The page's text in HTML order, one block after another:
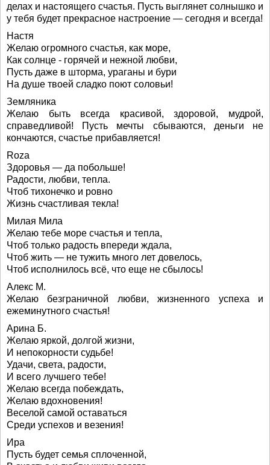
делах и настоящего счастья. Пусть выглянет солнышко и
у тебя будет прекрасное настроение — сегодня и всегда!
Настя
Желаю огромного счастья, как море,
Как солнце - горячей и нежной любви,
Пусть даже в шторма, ураганы и бури
На душе твоей сладко поют соловьи!
Земляника
Желаю быть всегда красивой, здоровой, мудрой,
справедливой! Пусть мечты сбываются, деньги не
кончаются, счастье прибавляется!
Roza
Здоровья — да побольше!
Радости, любви, тепла.
Чтоб тихонечко и ровно
Жизнь счастливая текла!
Милая Мила
Желаю тебе море счастья и тепла,
Чтоб только радость впереди ждала,
Чтоб жить — не тужить много лет довелось,
Чтоб исполнилось всё, что еще не сбылось!
Алекс М.
Желаю безграничной любви, жизненного успеха и
ежеминутного счастья!
Арина Б.
Желаю яркой, долгой жизни,
И непокорности судьбе!
Удачи, света, радости,
И всего лучшего тебе!
Желаю всегда побеждать,
Желаю вдохновения!
Веселой самой оставаться
Среди успехов и везения!
Ира
Пусть будет семья сплоченной,